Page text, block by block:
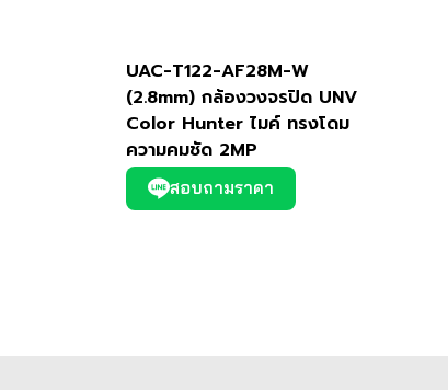
UAC-T122-AF28M-W
(2.8mm) กล้องวงจรปิด UNV
Color Hunter ไมค์ ทรงโดม
ความคมชัด 2MP
สอบถามราคา